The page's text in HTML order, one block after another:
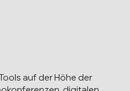
auf der Höhe der